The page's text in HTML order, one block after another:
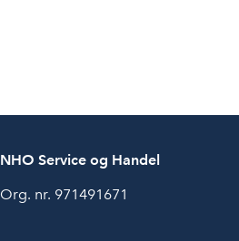
NHO Service og Handel
Org. nr. 971491671